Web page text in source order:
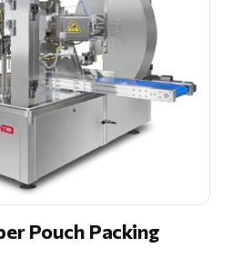
Pouch Packing